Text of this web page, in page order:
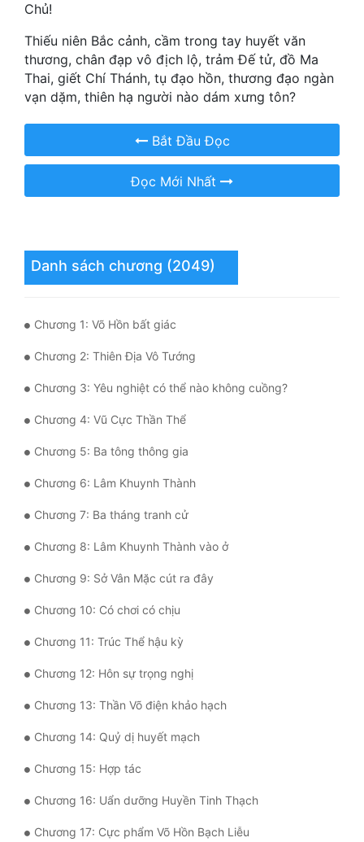
Huyền Nghi
Huyền Ảo
Khoa Huyễn Không Gian
Làm Giàu
Lịch Sử
Mưu Mô
Mạt Thế
Mỹ Thực
Ngôn Tình
Ngược
Nữ Cường
Nữ Phụ
Phong Thủy - Tâm Linh
Phương Tây
Phản Phái
Quan Trường
Chủ!
Thiếu niên Bắc cảnh, cầm trong tay huyết văn
thương, chân đạp vô địch lộ, trảm Đế tử, đồ Ma
Thai, giết Chí Thánh, tụ đạo hồn, thương đạo ngàn
vạn dặm, thiên hạ người nào dám xưng tôn?
Bắt Đầu Đọc
Đọc Mới Nhất
Danh sách chương (2049)
Chương 1: Võ Hồn bất giác
Chương 2: Thiên Địa Vô Tướng
Chương 3: Yêu nghiệt có thể nào không cuồng?
Chương 4: Vũ Cực Thần Thể
Chương 5: Ba tông thông gia
Chương 6: Lâm Khuynh Thành
Chương 7: Ba tháng tranh cử
Chương 8: Lâm Khuynh Thành vào ở
Chương 9: Sở Vân Mặc cút ra đây
Chương 10: Có chơi có chịu
Chương 11: Trúc Thể hậu kỳ
Chương 12: Hôn sự trọng nghị
Chương 13: Thần Võ điện khảo hạch
Chương 14: Quỷ dị huyết mạch
Chương 15: Hợp tác
Chương 16: Uẩn dưỡng Huyền Tinh Thạch
Chương 17: Cực phẩm Võ Hồn Bạch Liễu